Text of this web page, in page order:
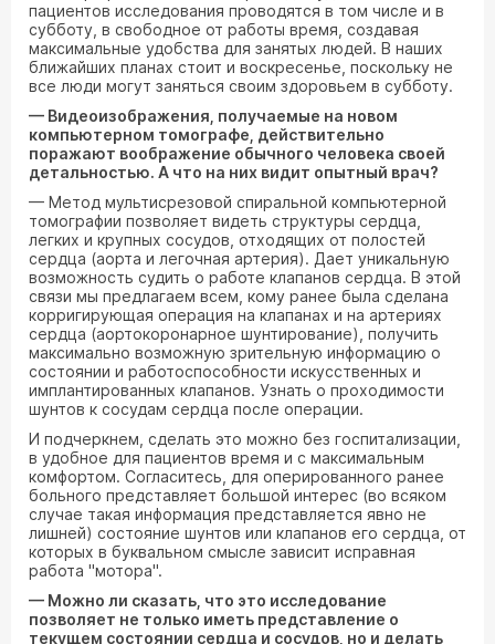
пациентов исследования проводятся в том числе и в
субботу, в свободное от работы время, создавая
максимальные удобства для занятых людей. В наших
ближайших планах стоит и воскресенье, поскольку не
все люди могут заняться своим здоровьем в субботу.
— Видеоизображения, получаемые на новом
компьютерном томографе, действительно
поражают воображение обычного человека своей
детальностью. А что на них видит опытный врач?
— Метод мультисрезовой спиральной компьютерной
томографии позволяет видеть структуры сердца,
легких и крупных сосудов, отходящих от полостей
сердца (аорта и легочная артерия). Дает уникальную
возможность судить о работе клапанов сердца. В этой
связи мы предлагаем всем, кому ранее была сделана
корригирующая операция на клапанах и на артериях
сердца (аортокоронарное шунтирование), получить
максимально возможную зрительную информацию о
состоянии и работоспособности искусственных и
имплантированных клапанов. Узнать о проходимости
шунтов к сосудам сердца после операции.
И подчеркнем, сделать это можно без госпитализации,
в удобное для пациентов время и с максимальным
комфортом. Согласитесь, для оперированного ранее
больного представляет большой интерес (во всяком
случае такая информация представляется явно не
лишней) состояние шунтов или клапанов его сердца, от
которых в буквальном смысле зависит исправная
работа "мотора".
— Можно ли сказать, что это исследование
позволяет не только иметь представление о
текущем состоянии сердца и сосудов, но и делать